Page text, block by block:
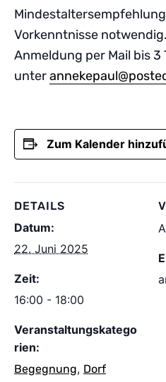
Vorkenntnisse notwendig.
Anmeldung per Mail bis 3
unter
Zum Kalender
DETAILS
Datum:
22. Juni 2025
Zeit:
16:00 - 18:00
Veranstaltungskatego
rien:
Begegnung, Dorf